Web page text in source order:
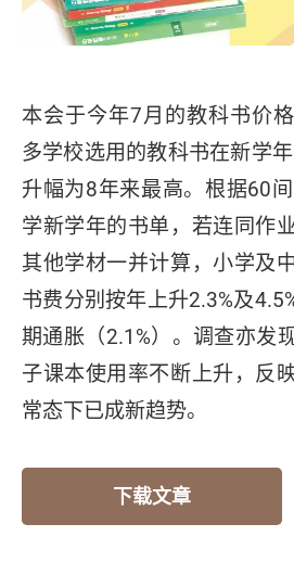
本会于今年7月的教科书价
多学校选用的教科书在新学年
升幅为8年来最高。根据60
学新学年的书单，若连同作
其他学材一并计算，小学及
书费分别按年上升2.3%及
期通胀（2.1%）。调查亦发
子课本使用率不断上升，反
常态下已成新趋势。
下载文章